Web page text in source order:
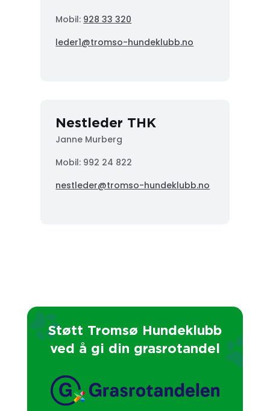
Mobil: 928 33 320
leder1@tromso-hundeklubb.no
Nestleder THK
Janne Murberg
Mobil: 992 24 822
nestleder@tromso-hundeklubb.no
Støtt Tromsø Hundeklubb
ved å gi din grasrotandel